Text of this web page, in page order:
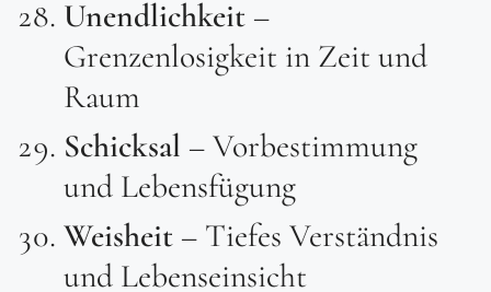
Unendlichkeit –
Grenzenlosigkeit in Zeit und
Raum
Schicksal – Vorbestimmung
und Lebensfügung
Weisheit – Tiefes Verständnis
und Lebenseinsicht